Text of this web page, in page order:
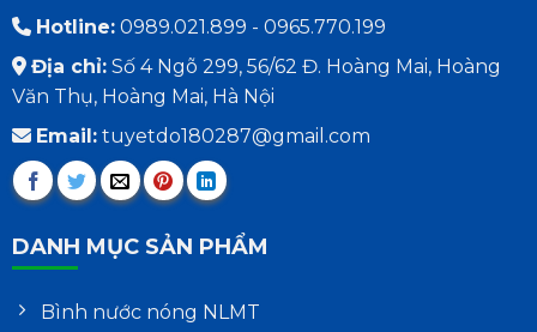
Hotline:0989.021.899 - 0965.770.199
Địa chỉ:Số 4 Ngõ 299, 56/62 Đ. Hoàng Mai, Hoàng
Văn Thụ, Hoàng Mai, Hà Nội
Email:tuyetdo180287@gmail.com
DANH MỤC SẢN PHẨM
Bình nước nóng NLMT